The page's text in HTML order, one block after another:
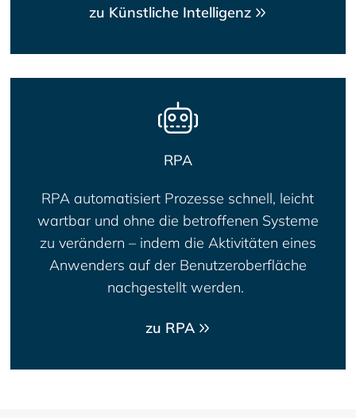
zu Künstliche Intelligenz
RPA
RPA automatisiert Prozesse schnell, leicht
wartbar und ohne die betroffenen Systeme
zu verändern – indem die Aktivitäten eines
Anwenders auf der Benutzeroberfläche
nachgestellt werden.
zu RPA